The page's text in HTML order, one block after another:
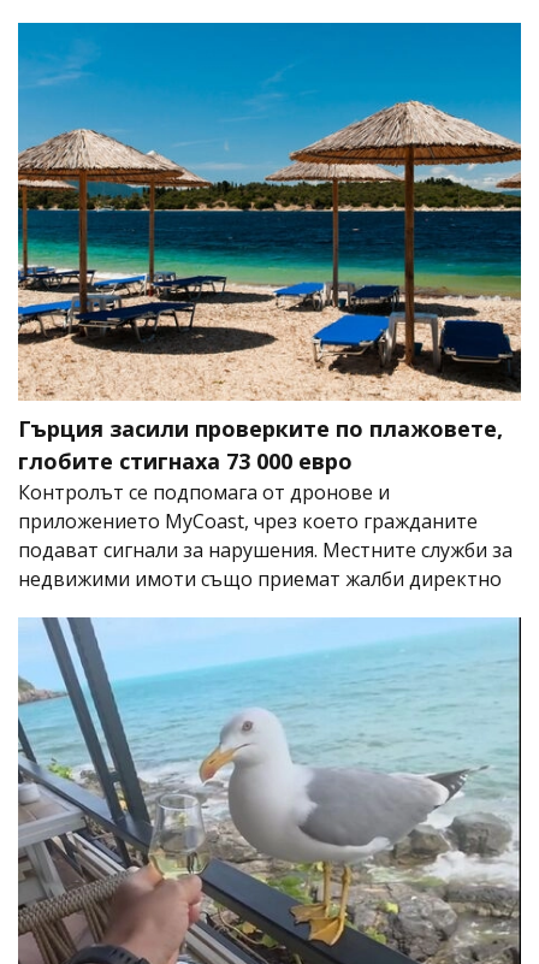
Гърция засили проверките по плажовете,
глобите стигнаха 73 000 евро
Контролът се подпомага от дронове и
приложението MyCoast, чрез което гражданите
подават сигнали за нарушения. Местните служби за
недвижими имоти също приемат жалби директно